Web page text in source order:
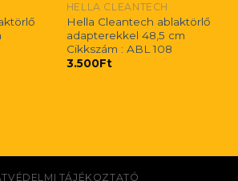
HELLA CLEANTECH
Hella Cleantech ablaktörlő
adapterekkel 48,5 cm
Cikkszám : ABL 108
3.500Ft
TÁJÉKOZTATÓ